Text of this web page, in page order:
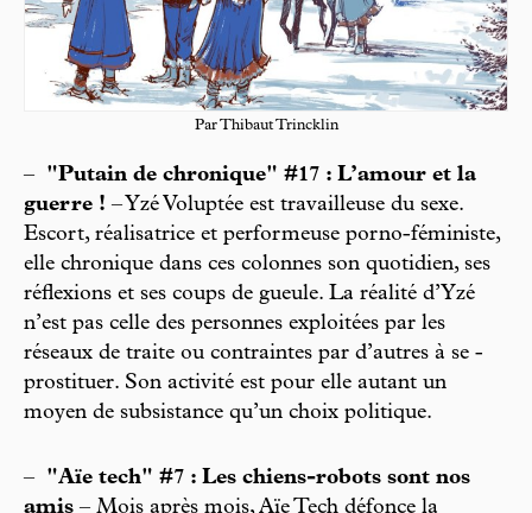
Par Thibaut Trincklin
–
"Putain de chronique" #17 : L’amour et la
guerre ! – Yzé Voluptée est travailleuse du sexe.
Escort, réalisatrice et performeuse porno-féministe,
elle chronique dans ces colonnes son quotidien, ses
réflexions et ses coups de gueule. La réalité d’Yzé
n’est pas celle des personnes exploitées par les
réseaux de traite ou contraintes par d’autres à se ­
prostituer. Son activité est pour elle autant un
moyen de subsistance qu’un choix politique.
–
"Aïe tech" #7 : Les chiens-robots sont nos